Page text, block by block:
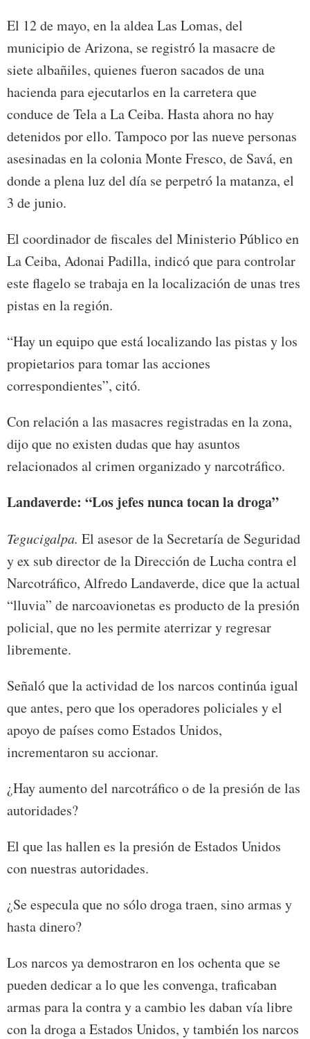
El 12 de mayo, en la aldea Las Lomas, del
municipio de Arizona, se registró la masacre de
siete albañiles, quienes fueron sacados de una
hacienda para ejecutarlos en la carretera que
conduce de Tela a La Ceiba. Hasta ahora no hay
detenidos por ello. Tampoco por las nueve personas
asesinadas en la colonia Monte Fresco, de Savá, en
donde a plena luz del día se perpetró la matanza, el
3 de junio.
El coordinador de fiscales del Ministerio Público en
La Ceiba, Adonai Padilla, indicó que para controlar
este flagelo se trabaja en la localización de unas tres
pistas en la región.
“Hay un equipo que está localizando las pistas y los
propietarios para tomar las acciones
correspondientes”, citó.
Con relación a las masacres registradas en la zona,
dijo que no existen dudas que hay asuntos
relacionados al crimen organizado y narcotráfico.
Landaverde: “Los jefes nunca tocan la droga”
Tegucigalpa. El asesor de la Secretaría de Seguridad
y ex sub director de la Dirección de Lucha contra el
Narcotráfico, Alfredo Landaverde, dice que la actual
“lluvia” de narcoavionetas es producto de la presión
policial, que no les permite aterrizar y regresar
libremente.
Señaló que la actividad de los narcos continúa igual
que antes, pero que los operadores policiales y el
apoyo de países como Estados Unidos,
incrementaron su accionar.
¿Hay aumento del narcotráfico o de la presión de las
autoridades?
El que las hallen es la presión de Estados Unidos
con nuestras autoridades.
¿Se especula que no sólo droga traen, sino armas y
hasta dinero?
Los narcos ya demostraron en los ochenta que se
pueden dedicar a lo que les convenga, traficaban
armas para la contra y a cambio les daban vía libre
con la droga a Estados Unidos, y también los narcos